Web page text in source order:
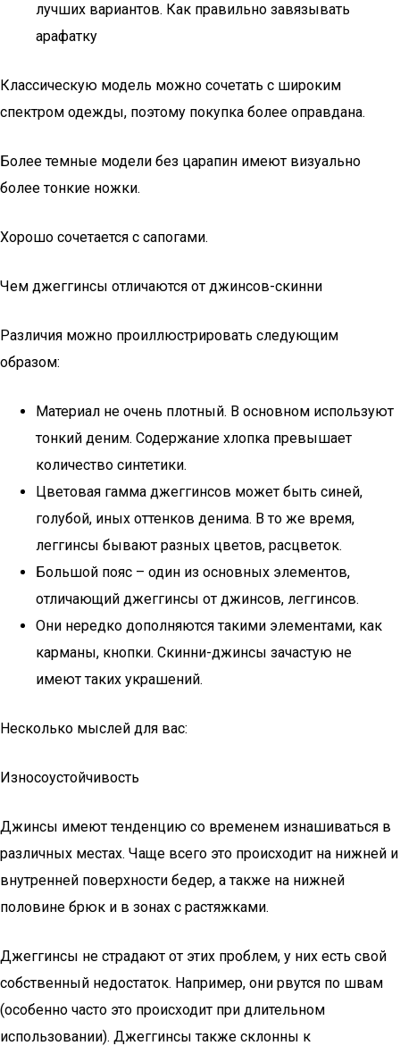
лучших вариантов. Как правильно завязывать
арафатку
Классическую модель можно сочетать с широким
спектром одежды, поэтому покупка более оправдана.
Более темные модели без царапин имеют визуально
более тонкие ножки.
Хорошо сочетается с сапогами.
Чем джеггинсы отличаются от джинсов-скинни
Различия можно проиллюстрировать следующим
образом:
Материал не очень плотный. В основном используют
тонкий деним. Содержание хлопка превышает
количество синтетики.
Цветовая гамма джеггинсов может быть синей,
голубой, иных оттенков денима. В то же время,
леггинсы бывают разных цветов, расцветок.
Большой пояс – один из основных элементов,
отличающий джеггинсы от джинсов, леггинсов.
Они нередко дополняются такими элементами, как
карманы, кнопки. Скинни-джинсы зачастую не
имеют таких украшений.
Несколько мыслей для вас:
Износоустойчивость
Джинсы имеют тенденцию со временем изнашиваться в
различных местах. Чаще всего это происходит на нижней и
внутренней поверхности бедер, а также на нижней
половине брюк и в зонах с растяжками.
Джеггинсы не страдают от этих проблем, у них есть свой
собственный недостаток. Например, они рвутся по швам
(особенно часто это происходит при длительном
использовании). Джеггинсы также склонны к